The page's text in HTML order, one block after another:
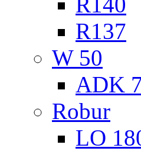
R137
W 50
ADK
Robur
LO